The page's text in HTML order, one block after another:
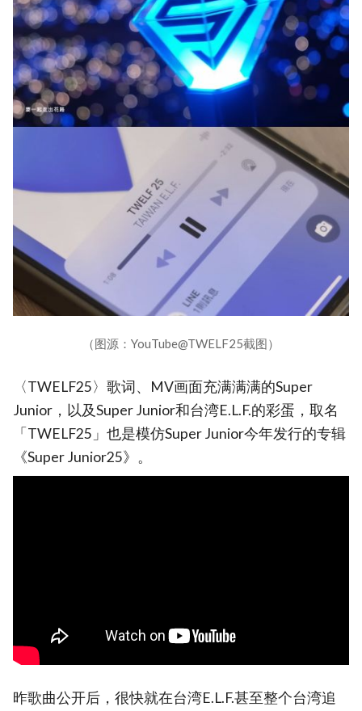
（图源：YouTube@TWELF25截图）
〈TWELF25〉歌词、MV画面充满满满的Super
Junior，以及Super Junior和台湾E.L.F.的彩蛋，取名
「TWELF25」也是模仿Super Junior今年发行的专辑
《Super Junior25》。
昨歌曲公开后，很快就在台湾E.L.F.甚至整个台湾追